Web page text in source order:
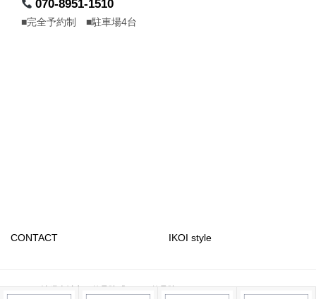
070-8951-1510
■完全予約制 ■駐車場4台
CONTACT IKOI style
© 2014 沖縄南城市の整骨院「いこい整骨院」